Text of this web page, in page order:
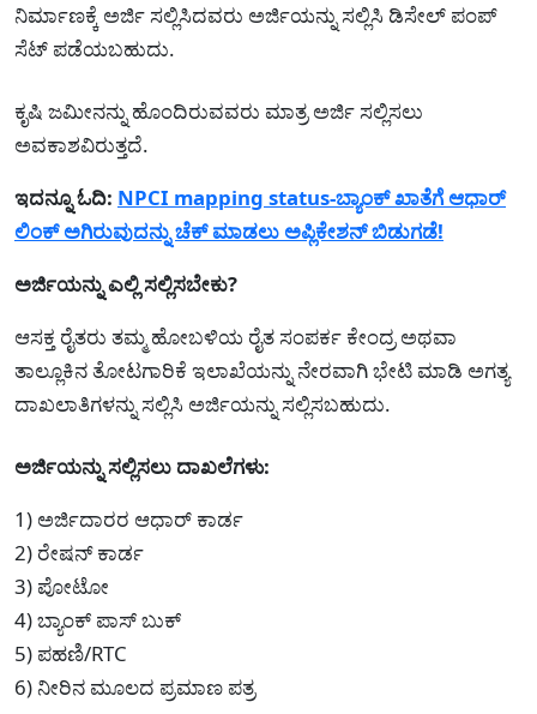
ನಿರ್ಮಾಣಕ್ಕೆ ಅರ್ಜಿ ಸಲ್ಲಿಸಿದವರು ಅರ್ಜಿಯನ್ನು ಸಲ್ಲಿಸಿ ಡಿಸೇಲ್ ಪಂಪ್
ಸೆಟ್ ಪಡೆಯಬಹುದು.
ಕೃಷಿ ಜಮೀನನ್ನು ಹೊಂದಿರುವವರು ಮಾತ್ರ ಅರ್ಜಿ ಸಲ್ಲಿಸಲು
ಅವಕಾಶವಿರುತ್ತದೆ.
ಇದನ್ನೂ ಓದಿ: NPCI mapping status-ಬ್ಯಾಂಕ್ ಖಾತೆಗೆ ಆಧಾರ್
ಲಿಂಕ್ ಅಗಿರುವುದನ್ನು ಚೆಕ್ ಮಾಡಲು ಅಪ್ಲಿಕೇಶನ್ ಬಿಡುಗಡೆ!
ಅರ್ಜಿಯನ್ನು ಎಲ್ಲಿ ಸಲ್ಲಿಸಬೇಕು?
ಆಸಕ್ತ ರೈತರು ತಮ್ಮ ಹೋಬಳಿಯ ರೈತ ಸಂಪರ್ಕ ಕೇಂದ್ರ ಅಥವಾ
ತಾಲ್ಲೂಕಿನ ತೋಟಗಾರಿಕೆ ಇಲಾಖೆಯನ್ನು ನೇರವಾಗಿ ಭೇಟಿ ಮಾಡಿ ಅಗತ್ಯ
ದಾಖಲಾತಿಗಳನ್ನು ಸಲ್ಲಿಸಿ ಅರ್ಜಿಯನ್ನು ಸಲ್ಲಿಸಬಹುದು.
ಅರ್ಜಿಯನ್ನು ಸಲ್ಲಿಸಲು ದಾಖಲೆಗಳು:
1) ಅರ್ಜಿದಾರರ ಆಧಾರ್ ಕಾರ್ಡ
2) ರೇಷನ್ ಕಾರ್ಡ
3) ಪೋಟೋ
4) ಬ್ಯಾಂಕ್ ಪಾಸ್ ಬುಕ್
5) ಪಹಣಿ/RTC
6) ನೀರಿನ ಮೂಲದ ಪ್ರಮಾಣ ಪತ್ರ